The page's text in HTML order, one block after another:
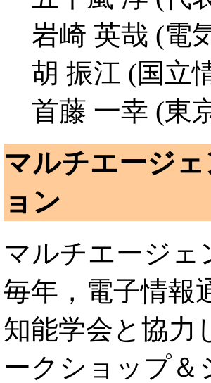
岩崎 英哉 (電
胡 振江 (国立
首藤 一幸 (東
マルチエージ
ョン
マルチエージェ
毎年，電子情報
知能学会と協力
ークショップ＆